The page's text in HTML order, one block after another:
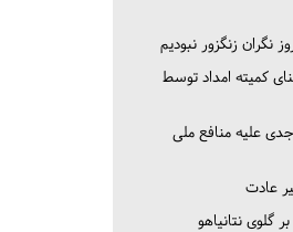
نگران زنگزور نبودیم
کمیته امداد توسط
جدی علیه منافع ملی
عادت
گلوی نتانیاهو